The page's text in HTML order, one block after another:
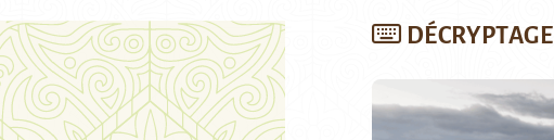
DÉCRYPTAGE